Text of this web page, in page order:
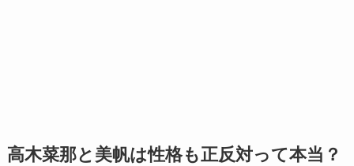
高木菜那と美帆は性格も正反対って本当？